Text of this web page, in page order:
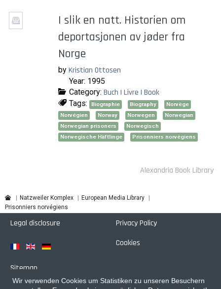
Wir verwenden Cookies um Statistiken zu unseren Besuchern
I slik en natt. Historien om
deportasjonen av jøder fra
Norge
by Kristian Ottosen
Year: 1995
Category: Buch | Livre | Book
Tags: Biographie Biography
Norvège
Norvégien
Norway Norwegen
Norwegian
Norwegian prisoners
Norwegisch
Norwegische Häftlinge
Prisonniers norvégiens
Alexandria Book Library
Natzweiler Komplex
European Media Library
Prisonniers norvégiens
Legal disclosure
Privacy Policy
Cookies
Sitemap